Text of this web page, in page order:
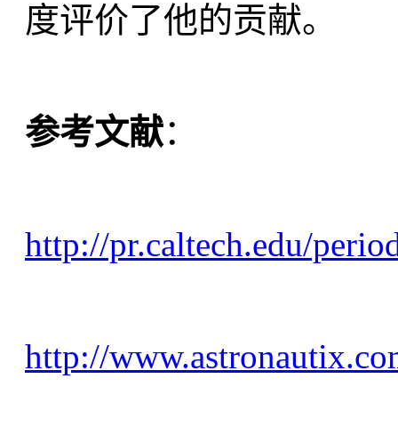
度评价了他的贡献。
参考文献：
http://pr.caltech.edu/
http://